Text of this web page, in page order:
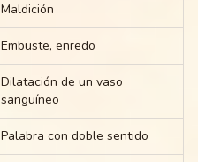
Maldición
Embuste, enredo
Dilatación de un vaso
sanguíneo
Palabra con doble sentido